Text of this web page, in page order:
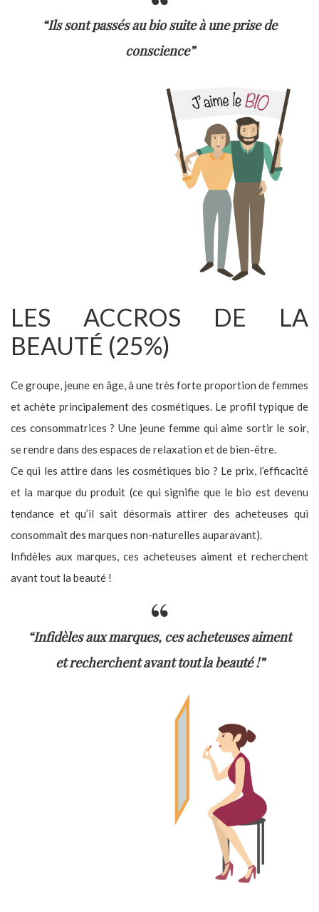
“Ils sont passés au bio suite à une prise de
conscience”
LES ACCROS DE LA
BEAUTÉ (25%)
Ce groupe, jeune en âge, à une très forte proportion de femmes
et achète principalement des cosmétiques. Le profil typique de
ces consommatrices ? Une jeune femme qui aime sortir le soir,
se rendre dans des espaces de relaxation et de bien-être.
Ce qui les attire dans les cosmétiques bio ? Le prix, l’efficacité
et la marque du produit (ce qui signifie que le bio est devenu
tendance et qu’il sait désormais attirer des acheteuses qui
consommait des marques non-naturelles auparavant).
Infidèles aux marques, ces acheteuses aiment et recherchent
avant tout la beauté !
“Infidèles aux marques, ces acheteuses aiment
et recherchent avant tout la beauté !”